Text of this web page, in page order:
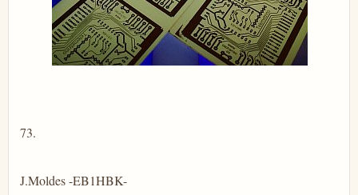
73.
J.Moldes -EB1HBK-